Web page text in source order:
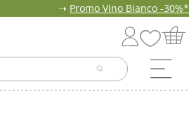
➝ Promo Vino Bianco -30%*